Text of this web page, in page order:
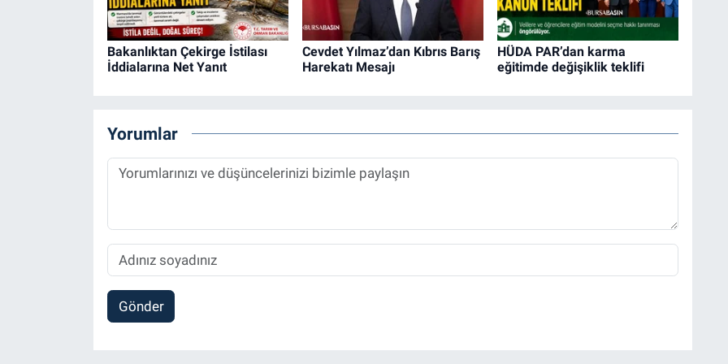
Bakanlıktan Çekirge İstilası
İddialarına Net Yanıt
Cevdet Yılmaz’dan Kıbrıs Barış
Harekatı Mesajı
HÜDA PAR’dan karma
eğitimde değişiklik teklifi
Yorumlar
Gönder